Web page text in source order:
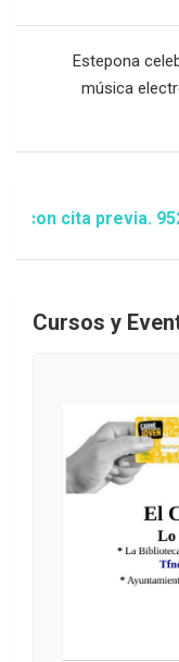
Estepona
música
952809000
Cursos y